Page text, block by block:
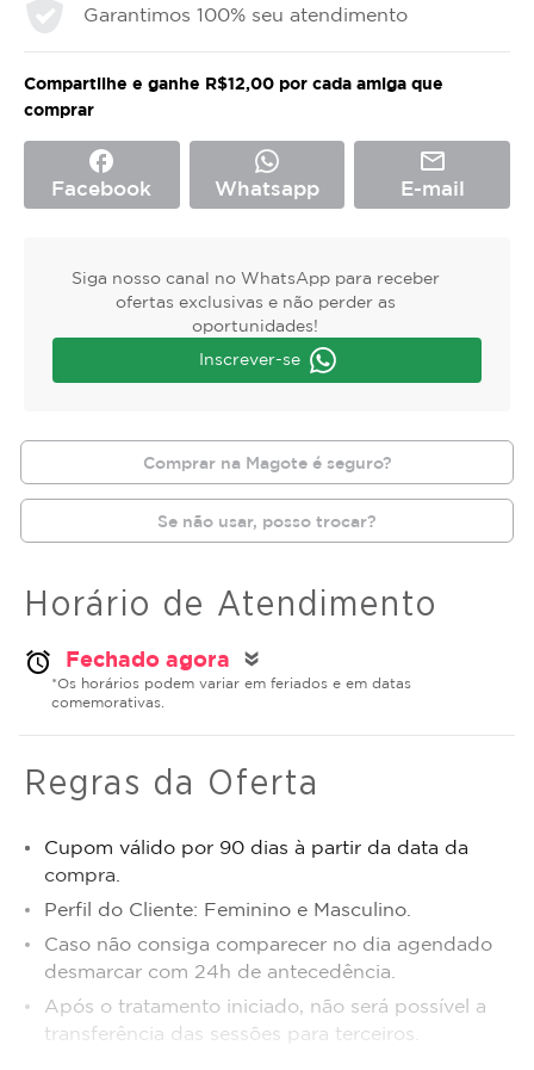
Garantimos 100% seu atendimento
Compartilhe e ganhe R$12,00 por cada amiga que
comprar
facebook
Facebook Whatsapp
mail_outline
E-mail
Siga nosso canal no WhatsApp para receber
ofertas exclusivas e não perder as
oportunidades!
Inscrever-se
Comprar na Magote é seguro?
Se não usar, posso trocar?
Horário de Atendimento
alarm Fechado agora double_arrow
*Os horários podem variar em feriados e em datas
comemorativas.
Regras da Oferta
Cupom válido por 90 dias à partir da data da
compra.
Perfil do Cliente: Feminino e Masculino.
Caso não consiga comparecer no dia agendado
desmarcar com 24h de antecedência.
Após o tratamento iniciado, não será possível a
transferência das sessões para terceiros.